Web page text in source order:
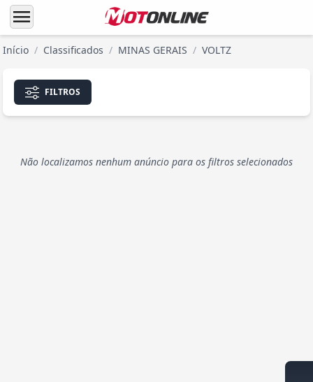
menu
Início / Classificados / MINAS GERAIS / VOLTZ
FILTROS
Não localizamos nenhum anúncio para os filtros selecionados